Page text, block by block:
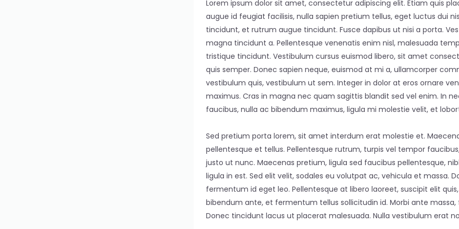
Lorem ipsum dolor sit amet, consectetur adipiscing elit. Etiam quis
augue id feugiat facilisis, nulla sapien pretium tellus, eget luctus dui
tincidunt, et rutrum augue tincidunt. Fusce dapibus ut nisi a porta.
magna tincidunt a. Pellentesque venenatis enim nisl, malesuada
tristique tincidunt. Vestibulum cursus euismod libero, sit amet
quis semper. Donec sapien neque, euismod at mi a, ullamcorper
vestibulum quis, vestibulum ut sem. Integer in dolor at eros ornare
maximus. Cras in magna nec quam sagittis blandit sed vel enim. In
faucibus, nulla ac bibendum maximus, ligula mi molestie velit, et
Sed pretium porta lorem, sit amet interdum erat molestie et.
pellentesque et tellus. Pellentesque rutrum, turpis vel tempor
justo ut nunc. Maecenas pretium, ligula sed faucibus pellentesque,
ligula in est. Sed elit velit, sodales eu volutpat ac, vehicula et massa.
fermentum id eget leo. Pellentesque at libero laoreet, suscipit elit
bibendum ante, et fermentum tellus sollicitudin id. Morbi ante
Donec tincidunt lacus ut placerat malesuada. Nulla vestibulum erat